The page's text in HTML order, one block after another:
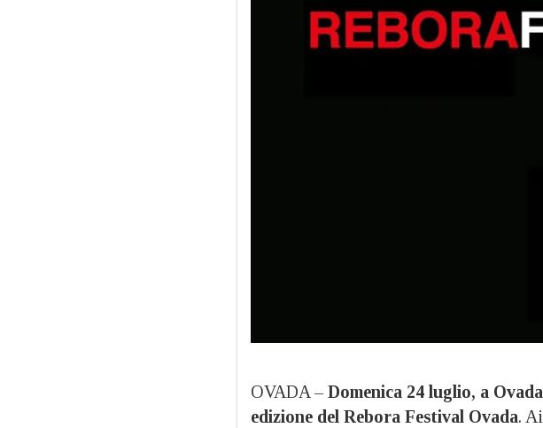
OVADA – Domenica 24 luglio, a Ovada
edizione del Rebora Festival Ovada. Ai